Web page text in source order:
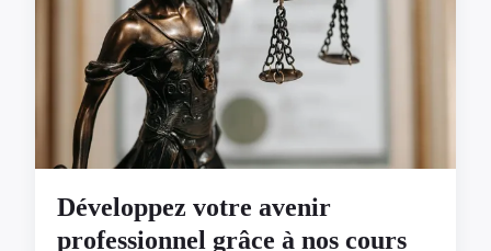
Développez votre avenir
professionnel grâce à nos cours